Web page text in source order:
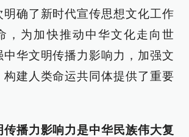
明确了新时代宣传思想文化工作
，为加快推动中华文化走向世
华文明传播力影响力，加强文
构建人类命运共同体提供了重要
播力影响力是中华民族伟大复